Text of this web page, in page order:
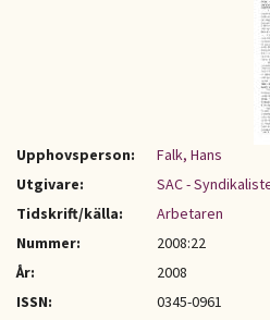
Upphovsperson:
Falk, Hans
Utgivare:
SAC -
Tidskrift/källa:
Arbetaren
Nummer:
2008:22
År:
2008
ISSN:
0345-0961